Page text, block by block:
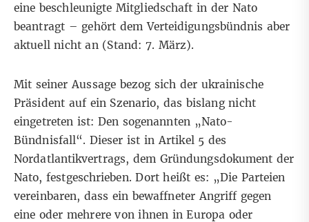
eine beschleunigte Mitgliedschaft in der Nato
beantragt – gehört dem Verteidigungsbündnis aber
aktuell nicht an (Stand: 7. März).
Mit seiner Aussage bezog sich der ukrainische
Präsident auf ein Szenario, das bislang nicht
eingetreten ist: Den sogenannten „Nato-
Bündnisfall“. Dieser ist in Artikel 5 des
Nordatlantikvertrags, dem Gründungsdokument der
Nato, festgeschrieben. Dort heißt es: „Die Parteien
vereinbaren, dass ein bewaffneter Angriff gegen
eine oder mehrere von ihnen in Europa oder